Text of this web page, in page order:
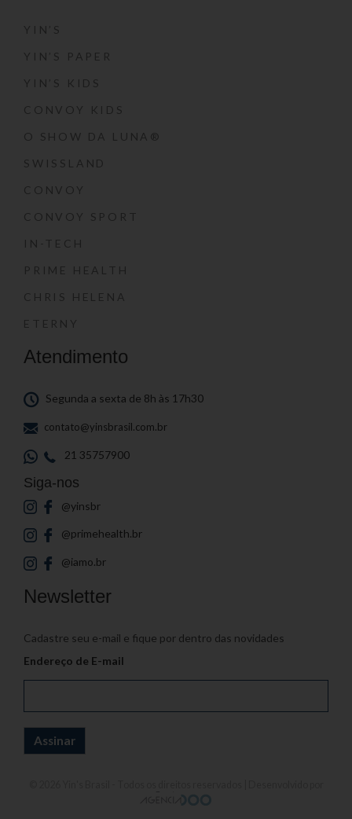
YIN’S
YIN’S PAPER
YIN’S KIDS
CONVOY KIDS
O SHOW DA LUNA®
SWISSLAND
CONVOY
CONVOY SPORT
IN-TECH
PRIME HEALTH
CHRIS HELENA
ETERNY
Atendimento
Segunda a sexta de 8h às 17h30
contato@yinsbrasil.com.br
21 35757900
Siga-nos
@yinsbr
@primehealth.br
@iamo.br
Newsletter
Cadastre seu e-mail e fique por dentro das novidades
Endereço de E-mail